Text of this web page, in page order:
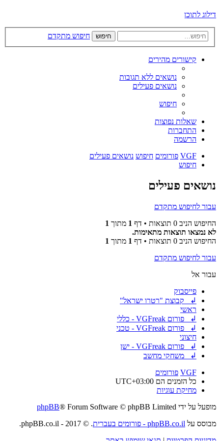
דילוג לתוכן
חיפוש חיפוש מתקדם
קישורים מהירים
נושאים ללא תגובות
נושאים פעילים
חיפוש
שאלות נפוצות
התחברות
הרשמה
VGF פורומים חיפוש נושאים פעילים
חיפוש
נושאים פעילים
עבור לחיפוש מתקדם
החיפוש הניב 0 תוצאות • דף
1 מתוך 1
לא נמצאו תוצאות מתאימות.
החיפוש הניב 0 תוצאות • דף
1 מתוך 1
עבור לחיפוש מתקדם
עבור אל
פייסבוק
↲ קבוצת "רטרו ישראל"
ראשי
↲ פורום VGFreak - כללי
↲ פורום VGFreak - טכני
חיצוני
↲ פורום VGFreak - ישן
↲ משחקי מחשב
VGF פורומים
כל הזמנים הם UTC+03:00
מחיקת עוגיות
מופעל על ידי
phpBB® Forum Software © phpBB Limited
מבוסס על phpBB.co.il - פורומים בעברית
. © 2017 - phpBB.co.il.